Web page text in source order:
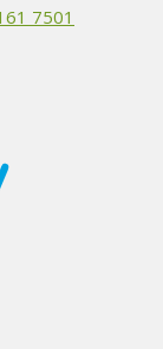
7501